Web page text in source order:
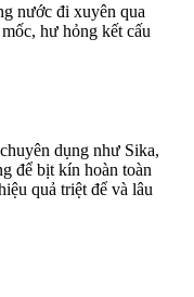
nước đi xuyên qua
mốc, hư hỏng kết cấu
dụng như Sika,
để bịt kín hoàn toàn
quả triệt để và lâu